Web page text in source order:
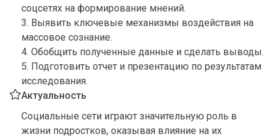
соцсетях на формирование мнений.
3. Выявить ключевые механизмы воздействия на
массовое сознание.
4. Обобщить полученные данные и сделать выводы.
5. Подготовить отчет и презентацию по результатам
исследования.
Актуальность
Социальные сети играют значительную роль в
жизни подростков, оказывая влияние на их